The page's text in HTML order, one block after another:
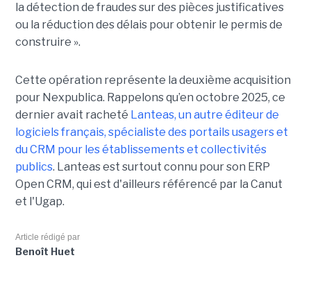
la détection de fraudes sur des pièces justificatives
ou la réduction des délais pour obtenir le permis de
construire ».
Cette opération représente la deuxième acquisition
pour Nexpublica. Rappelons qu’en octobre 2025, ce
dernier avait racheté Lanteas, un autre éditeur de
logiciels français, spécialiste des portails usagers et
du CRM pour les établissements et collectivités
publics. Lanteas est surtout connu pour son ERP
Open CRM, qui est d'ailleurs référencé par la Canut
et l'Ugap.
Article rédigé par
Benoît Huet